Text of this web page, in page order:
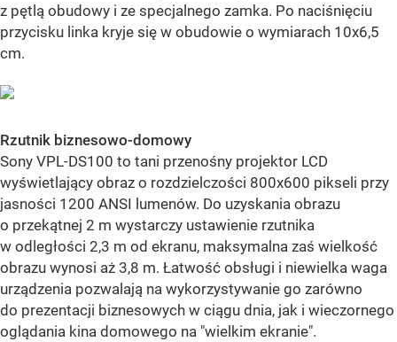
z pętlą obudowy i ze specjalnego zamka. Po naciśnięciu
przycisku linka kryje się w obudowie o wymiarach 10x6,5
cm.
Rzutnik biznesowo-domowy
Sony VPL-DS100 to tani przenośny projektor LCD
wyświetlający obraz o rozdzielczości 800x600 pikseli przy
jasności 1200 ANSI lumenów. Do uzyskania obrazu
o przekątnej 2 m wystarczy ustawienie rzutnika
w odległości 2,3 m od ekranu, maksymalna zaś wielkość
obrazu wynosi aż 3,8 m. Łatwość obsługi i niewielka waga
urządzenia pozwalają na wykorzystywanie go zarówno
do prezentacji biznesowych w ciągu dnia, jak i wieczornego
oglądania kina domowego na "wielkim ekranie".